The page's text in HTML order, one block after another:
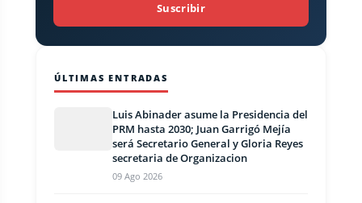
Suscribir
ÚLTIMAS ENTRADAS
Luis Abinader asume la Presidencia del
PRM hasta 2030; Juan Garrigó Mejía
será Secretario General y Gloria Reyes
secretaria de Organizacion
09 Ago 2026